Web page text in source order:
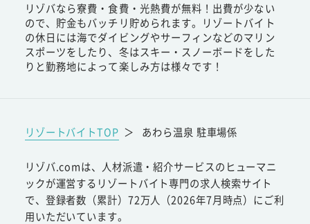
リゾバなら寮費・食費・光熱費が無料！出費が少ない
ので、貯金もバッチリ貯められます。リゾートバイト
の休日には海でダイビングやサーフィンなどのマリン
スポーツをしたり、冬はスキー・スノーボードをした
りと勤務地によって楽しみ方は様々です！
リゾートバイトTOP ＞ あわら温泉 駐車場係
リゾバ.comは、人材派遣・紹介サービスのヒューマニ
ックが運営するリゾートバイト専門の求人検索サイト
で、登録者数（累計）72万人（2026年7月時点）にご利
用いただいています。